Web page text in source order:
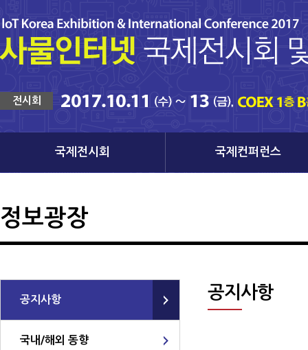
전시회
국제전시회 국제컨퍼런스
정보광장
공지사항
국내/해외 동향
공지사항